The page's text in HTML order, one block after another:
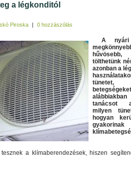
a légkonditól
Piroska | 0 hozzászólás
A nyári
tölthetünk
azonban a
tünetet,
tanácsot
milyen
hogyan
a klímaberendezések, hiszen